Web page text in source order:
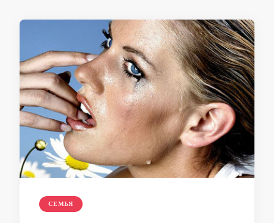
СЕМЬЯ